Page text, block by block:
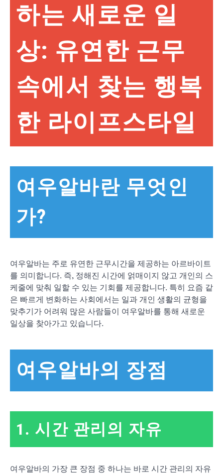
하는 새로운 일
상: 유연한 근무
속에서 찾는 행복
한 라이프스타일
여우알바란 무엇인
가?
여우알바는 주로 유연한 근무시간을 제공하는 아르바이트
를 의미합니다. 즉, 정해진 시간에 얽매이지 않고 개인의 스
케줄에 맞춰 일할 수 있는 기회를 제공합니다. 특히 요즘 같
은 빠르게 변화하는 사회에서는 일과 개인 생활의 균형을
맞추기가 어려워 많은 사람들이 여우알바를 통해 새로운
일상을 찾아가고 있습니다.
여우알바의 장점
1. 시간 관리의 자유
여우알바의 가장 큰 장점 중 하나는 바로 시간 관리의 자유